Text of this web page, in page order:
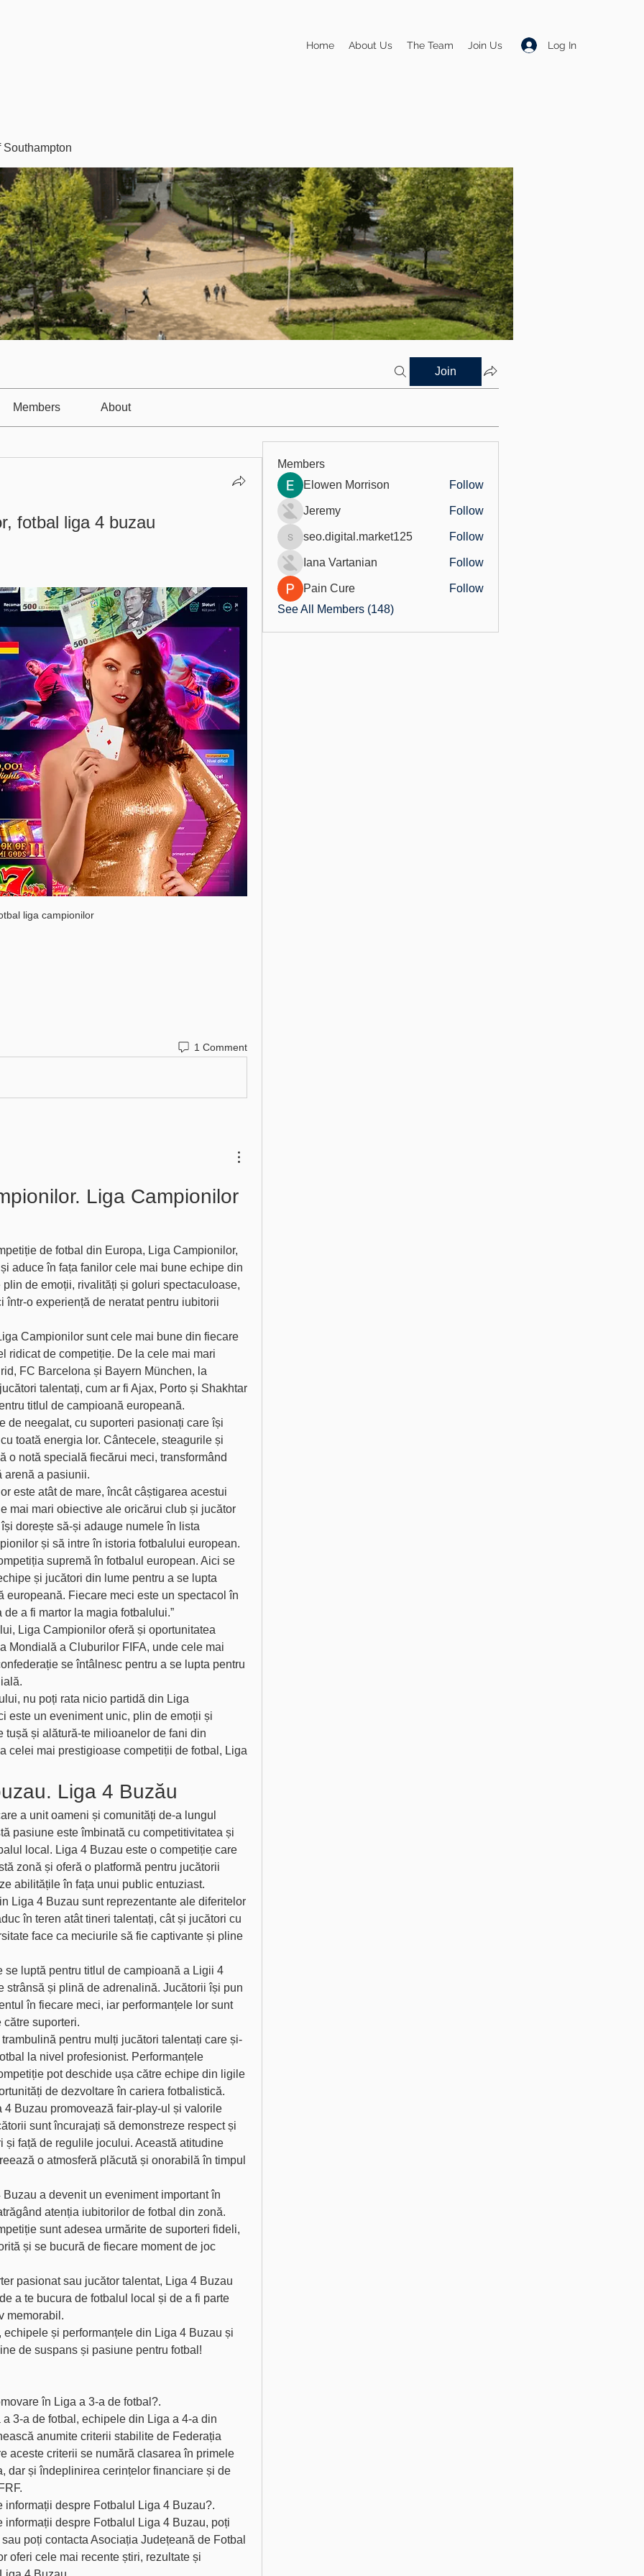
Log In
Home About Us The Team Join Us
Join
Members About
fotbal liga 4 buzau
liga campionilor
1 Comment
Liga Campionilor
de fotbal din Europa, Liga Campionilor,
aduce în fața fanilor cele mai bune echipe din
de emoții, rivalități și goluri spectaculoase,
într-o experiență de neratat pentru iubitorii
Campionilor sunt cele mai bune din fiecare
ridicat de competiție. De la cele mai mari
FC Barcelona și Bayern München, la
talentați, cum ar fi Ajax, Porto și Shakhtar
titlul de campioană europeană.
de neegalat, cu suporteri pasionați care își
toată energia lor. Cântecele, steagurile și
o notă specială fiecărui meci, transformând
arenă a pasiunii.
este atât de mare, încât câștigarea acestui
mai mari obiective ale oricărui club și jucător
dorește să-și adauge numele în lista
și să intre în istoria fotbalului european.
supremă în fotbalul european. Aici se
și jucători din lume pentru a se lupta
europeană. Fiecare meci este un spectacol în
a fi martor la magia fotbalului.”
Liga Campionilor oferă și oportunitatea
Mondială a Cluburilor FIFA, unde cele mai
se întâlnesc pentru a se lupta pentru
nu poți rata nicio partidă din Liga
este un eveniment unic, plin de emoții și
tușă și alătură-te milioanelor de fani din
celei mai prestigioase competiții de fotbal, Liga
Liga 4 Buzău
a unit oameni și comunități de-a lungul
pasiune este îmbinată cu competitivitatea și
local. Liga 4 Buzau este o competiție care
zonă și oferă o platformă pentru jucătorii
abilitățile în fața unui public entuziast.
Liga 4 Buzau sunt reprezentante ale diferitelor
în teren atât tineri talentați, cât și jucători cu
face ca meciurile să fie captivante și pline
se luptă pentru titlul de campioană a Ligii 4
strânsă și plină de adrenalină. Jucătorii își pun
în fiecare meci, iar performanțele lor sunt
suporteri.
pentru mulți jucători talentați care și-
la nivel profesionist. Performanțele
pot deschide ușa către echipe din ligile
de dezvoltare în cariera fotbalistică.
4 Buzau promovează fair-play-ul și valorile
sunt încurajați să demonstreze respect și
și față de regulile jocului. Această atitudine
o atmosferă plăcută și onorabilă în timpul
a devenit un eveniment important în
atenția iubitorilor de fotbal din zonă.
sunt adesea urmărite de suporteri fideli,
și se bucură de fiecare moment de joc
pasionat sau jucător talentat, Liga 4 Buzau
a te bucura de fotbalul local și de a fi parte
memorabil.
și performanțele din Liga 4 Buzau și
de suspans și pasiune pentru fotbal!
în Liga a 3-a de fotbal?.
3-a de fotbal, echipele din Liga a 4-a din
anumite criterii stabilite de Federația
aceste criterii se numără clasarea în primele
dar și îndeplinirea cerințelor financiare și de
informații despre Fotbalul Liga 4 Buzau?.
informații despre Fotbalul Liga 4 Buzau, poți
poți contacta Asociația Județeană de Fotbal
oferi cele mai recente știri, rezultate și
Members
Elowen Morrison
Follow
Jeremy Follow
seo.digital.market125
seo.digital.market125 Follow
Iana Vartanian Follow
Pain Cure
Follow
See All Members (148)